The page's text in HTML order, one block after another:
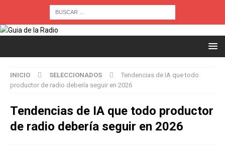
INICIO SELECCIONADOS
Tendencias de IA que todo
productor de radio debería seguir en 2026
Tendencias de IA que todo productor
de radio debería seguir en 2026